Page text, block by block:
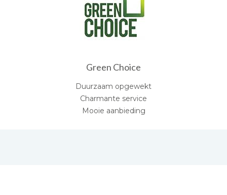
Green Choice
Duurzaam opgewekt
Charmante service
Mooie aanbieding